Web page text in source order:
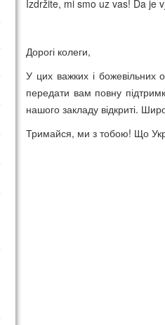
Izdržite, mi smo uz vas! Da je
Дорогі колеги,
У цих важких і божевільних
передати вам повну
нашого закладу відкриті.
Тримайся, ми з тобою! Що